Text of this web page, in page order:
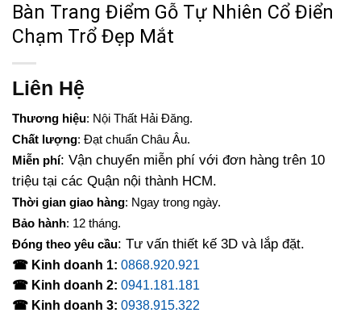
Bàn Trang Điểm Gỗ Tự Nhiên Cổ Điển
Chạm Trổ Đẹp Mắt
Liên Hệ
Thương hiệu: Nội Thất Hải Đăng.
Chất lượng: Đạt chuẩn Châu Âu.
Miễn phí: Vận chuyển miễn phí với đơn hàng trên 10
triệu tại các Quận nội thành HCM.
Thời gian giao hàng: Ngay trong ngày.
Bảo hành: 12 tháng.
Đóng theo yêu cầu: Tư vấn thiết kế 3D và lắp đặt.
☎ Kinh doanh 1: 0868.920.921
☎ Kinh doanh 2: 0941.181.181
☎ Kinh doanh 3: 0938.915.322